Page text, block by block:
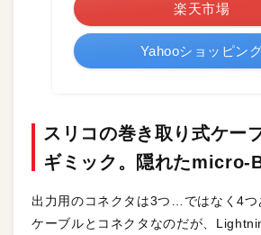
楽天市場
Yahooショッピン
スリコの巻き取り式ケー
ギミック。隠れたmicro-
出力用のコネクタは3つ…ではなく4つ
ケーブルとコネクタなのだが、